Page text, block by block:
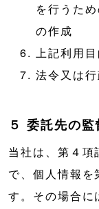
を行うた
の作成
上記利用
法令又は
５ 委託先の監
当社は、第４項
で、個人情報を
す。その場合に